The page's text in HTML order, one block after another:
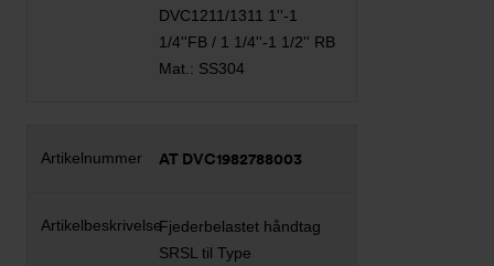
DVC1211/1311 1''-1
1/4''FB / 1 1/4''-1 1/2'' RB
Mat.: SS304
AT DVC1982788003
Fjederbelastet håndtag
SRSL til Type